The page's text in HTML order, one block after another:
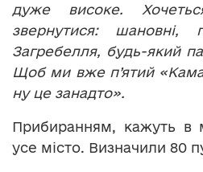
дуже високе.
звернутися: шановні,
Загребелля, будь-який
Щоб ми вже п’ятий
ну це занадто».
Прибиранням, кажуть в
усе місто. Визначили 80